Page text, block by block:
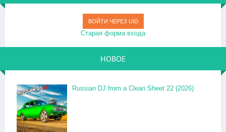
ВОЙТИ ЧЕРЕЗ UID
Старая форма входа
НОВОЕ
Russian DJ from a Clean Sheet 22 (2026)